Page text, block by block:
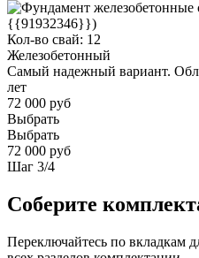
Кол-во свай: 12
Железобетонный
Самый надежный вариант.
лет
72 000 руб
Выбрать
Выбрать
72 000 руб
Шаг 3/4
Соберите
Переключайтесь по вкладкам